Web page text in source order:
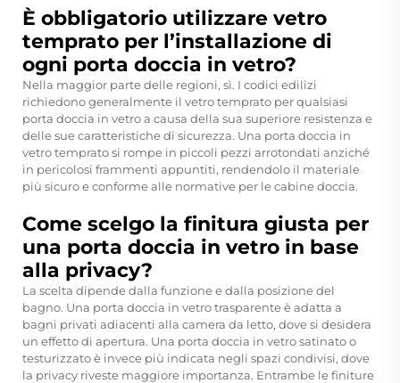
È obbligatorio utilizzare vetro
temprato per l’installazione di
ogni porta doccia in vetro?
Nella maggior parte delle regioni, sì. I codici edilizi
richiedono generalmente il vetro temprato per qualsiasi
porta doccia in vetro a causa della sua superiore resistenza e
delle sue caratteristiche di sicurezza. Una porta doccia in
vetro temprato si rompe in piccoli pezzi arrotondati anziché
in pericolosi frammenti appuntiti, rendendolo il materiale
più sicuro e conforme alle normative per le cabine doccia.
Come scelgo la finitura giusta per
una porta doccia in vetro in base
alla privacy?
La scelta dipende dalla funzione e dalla posizione del
bagno. Una porta doccia in vetro trasparente è adatta a
bagni privati adiacenti alla camera da letto, dove si desidera
un effetto di apertura. Una porta doccia in vetro satinato o
testurizzato è invece più indicata negli spazi condivisi, dove
la privacy riveste maggiore importanza. Entrambe le finiture